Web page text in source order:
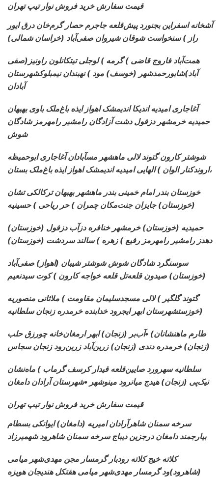
قیمت سفارش خرید فروش نوار تیپ تهران
آشخانه اسفراین بجنورد پیش‌قلعه جاجرم حصار گرم‌خان درق ایور
راز ) سنخواست شوقان شیروان صفی‌آباد (خراسان شمالی)
همت‌آبادفاروج قاضی ) گرمه ) لوجلی تیتکانلون راونیز(صفی
آباد)شابورحمدشهر (خوسف) مود ) نهبندان نیمبلوکشهرستان
آبادان
آغاجاریامیدیه اندیکا اندیمشک اهواز ایذه باغ‌ملک باوی بهبهان
حمیدیه خرمشهر دزفول دشت آزادگان رامشیر رامهرمز شادگان
شوش
شوشتر کارون گتوند لالی ماهشهر مسآبادان آغاجاری ابوحمیظه
اروندکنار الوان ) الهایی امیدیه اندیمشک اهواز ایذه باغ‌ملک بستان،
خوزستان بندر امام خمینی بندر ماهشهر بهبهان ترکالکی تشان
(خوزستان) جایزان جنت‌مکان چمران ) حر ریاحی ) حسینیه
(خوزستان) حمیدیه (خوزستان) خرمشهر خنافره دزآب دزفول
دهدز رامشیر رامهرمز رفیع ) زهره ) سالند سردشت (خوزستان)
سوسنگرد شادگان شوش شوشتر شیبان (اهواز) صفی‌آباد
(خوزستان) صیدون قلعه‌تل قلعه خواجه کارون ) کوت سیدنعیم
گتوند گلگیر ) لالی مسجدسلیمان مقاومت ) ملاثانی منصوریه
(خوزستشهرستان ابهر ایجرود خدابنده خرمدره زنجان سلطانیه
طارم ماهنشانان) •آب‌بر (زنجان) ابهر ارمغان‌خانه چورزق حلب
(زنجان) خرمدره دندی (زنجان) زرین‌آباد زرین‌رود زنجان سجاس
سلطانیه سهرورد صایین‌قلعه قیدار کرسف گرماب ) ماه‌نشان
نیک‌پی (زنجان) هیدج میانرود مینوشهر •شهرستان آرادان دامغان
قیمت سفارش خرید فروش نوار تیپ تهران
سرخه سمنان شاهرآرادان امیریه (دامغان) ایوانکی بسطام
بیارجمند دامغان درجزین دیباج سرخه سمنان شاهرود شهمیرزاد
کلاته خیج کلاته رودبار گرمسار مجن مهدی‌شهر میامی
(شاهرود)ود گرمسار مهدی‌شهر میامی هفتکل هندیجان هویزه